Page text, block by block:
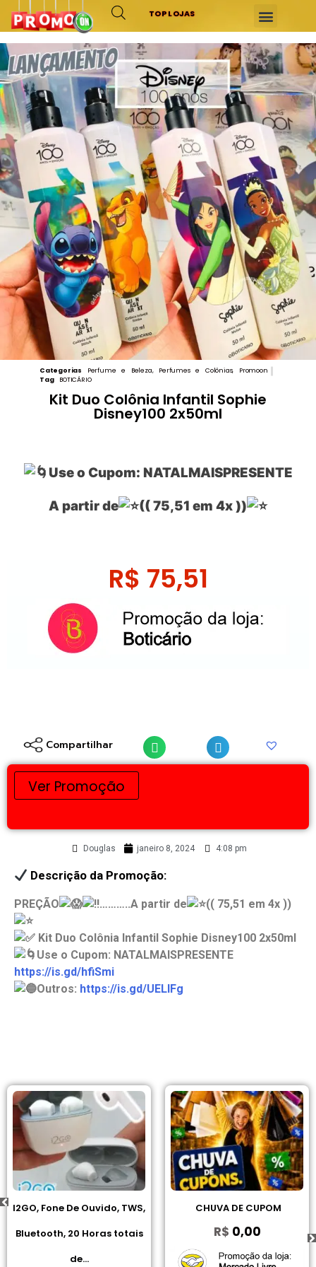
TOP LOJAS
Categorias Perfume e Beleza, Perfumes e Colônias, Promoon
Tag
BOTICÁRIO
Kit Duo Colônia Infantil Sophie
Disney100 2x50ml
Use o Cupom: NATALMAISPRESENTE
A partir de (( 75,51 em 4x ))
R$ 75,51
Compartilhar
Ver Promoção
Douglas janeiro 8, 2024 4:08 pm
Descrição da Promoção:
PREÇÃO ………..A partir de (( 75,51 em 4x ))
Kit Duo Colônia Infantil Sophie Disney100 2x50ml
Use o Cupom: NATALMAISPRESENTE
https://is.gd/hfiSmi
Outros: https://is.gd/UELlFg
I2GO, Fone De Ouvido, TWS,
Bluetooth, 20 Horas totais
de...
CHUVA DE CUPOM
R$ 0,00